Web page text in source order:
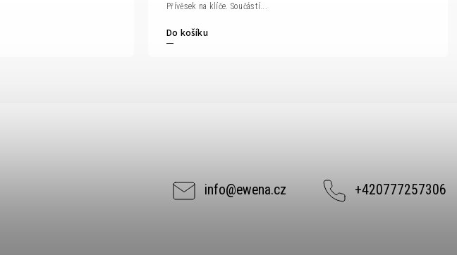
Do košíku
Přívěsek na klíče. Součástí...
info@ewena.cz +420777257306